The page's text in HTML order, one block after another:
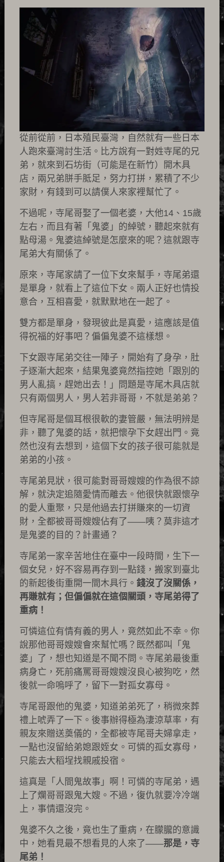
從前從前，日本殖民臺灣，自然就有一些日本
人跑來臺灣討生活。比方說有一對姓寺尾的兄
弟，就來到石坊街（可能是在新竹）開木具
店，兩兄弟胼手胝足，努力打拼，累積了不少
家財，有錢到可以請僕人來家裡幫忙了。
不過呢，寺尾哥娶了一個老婆，大他14、15歲
左右，而且有著「鬼婆」的綽號，聽起來就有
點母湯。鬼婆這綽號是怎麼來的呢？這就跟寺
尾弟大有關係了。
原來，寺尾家請了一位下女來幫手，寺尾弟還
是單身，就看上了這位下女。兩人正好也情投
意合，互相喜愛，就默默地在一起了。
雙方都是單身，發現彼此是真愛，這應該是值
得祝福的好事吧？偏偏鬼婆不這樣想。
下女跟寺尾弟交往一陣子，開始有了身孕，肚
子逐漸大起來，結果鬼婆竟然指控她「跟別的
男人亂搞，趕她出去！」問題是寺尾木具店就
只有兩個男人，男人若非哥哥，不就是弟弟？
但寺尾哥是個耳根很軟的妻管嚴，無法明辨是
非，聽了鬼婆的話，就把懷孕下女趕出門。竟
然也沒有去想到，這個下女的孩子很可能就是
弟弟的小孩。
寺尾弟見狀，很可能對哥哥嫂嫂的作為很不諒
解，就決定追隨愛情而離去。他很快就跟懷孕
的愛人重聚，只是他過去打拼賺來的一切資
財，全都被哥哥嫂嫂佔有了——咦？莫非這才
是鬼婆的目的？計畫通？
寺尾弟一家辛苦地住在臺中一段時間，生下一
個女兒，好不容易再存到一點錢，搬家到臺北
的新起後街重開一間木具行。 錢沒了沒關係，
再賺就有；但偏偏就在這個關頭，寺尾弟得了
重病！
可憐這位有情有義的男人，竟然如此不幸。你
說那他哥哥嫂嫂會來幫忙嗎？既然都叫「鬼
婆」了，想也知道是不聞不問。寺尾弟最後重
病身亡，死前痛罵哥哥嫂嫂沒良心被狗吃，然
後就一命嗚呼了，留下一對孤女寡母。
寺尾哥跟他的鬼婆，知道弟弟死了，稍微來葬
禮上唬弄了一下。後事辦得極為淒涼草率，有
親友來贈送奠儀的，全都被寺尾哥夫婦拿走，
一點也沒留給弟媳跟姪女。可憐的孤女寡母，
只能去大稻埕找親戚投宿。
這真是「人間鬼故事」啊！可憐的寺尾弟，遇
上了爛哥哥跟鬼大嫂。不過，復仇就要冷冷端
上，事情還沒完。
鬼婆不久之後，竟也生了重病，在朦朧的意識
中，她看見最不想看見的人來了——那是，寺
尾弟！